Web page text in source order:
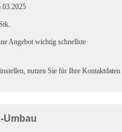
Angebot wichtig schnellste
nutzen Sie für Ihre
Umbau